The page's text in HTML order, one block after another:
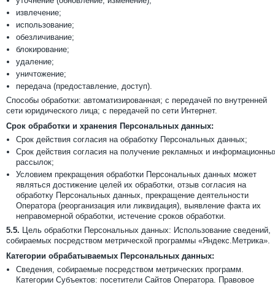
извлечение;
использование;
обезличивание;
блокирование;
удаление;
уничтожение;
передача (предоставление, доступ).
Способы обработки: автоматизированная; с передачей по внутренней
сети юридического лица; с передачей по сети Интернет.
Срок обработки и хранения Персональных данных:
Срок действия согласия на обработку Персональных данных;
Срок действия согласия на получение рекламных и
рассылок;
Условием прекращения обработки Персональных данных может
являться достижение целей их обработки, отзыв согласия на
обработку Персональных данных, прекращение деятельности
Оператора (реорганизация или ликвидация), выявление факта их
неправомерной обработки, истечение сроков обработки.
5.5. Цель обработки Персональных данных: Использование сведений,
собираемых посредством метрической программы «Яндекс.Метрика».
Категории обрабатываемых Персональных данных:
Сведения, собираемые посредством метрических программ.
Категории Субъектов: посетители Сайтов Оператора. Правовое